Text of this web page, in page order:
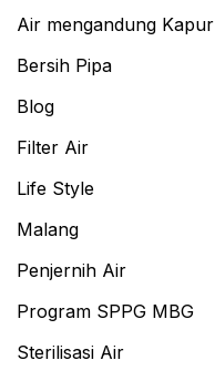
Air mengandung Kapur
Bersih Pipa
Blog
Filter Air
Life Style
Malang
Penjernih Air
Program SPPG MBG
Sterilisasi Air